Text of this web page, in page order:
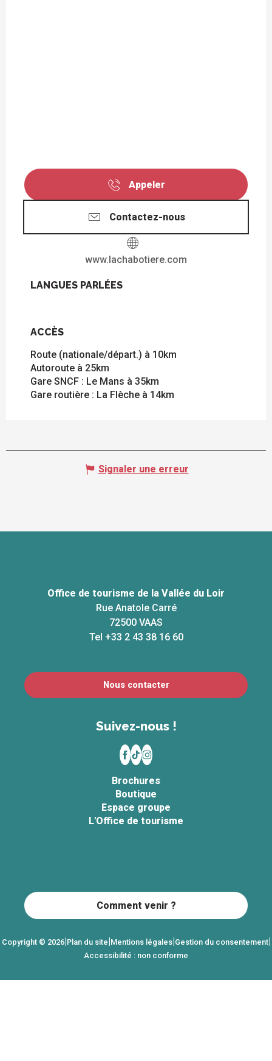
Appeler
Contactez-nous
www.lachabotiere.com
LANGUES PARLÉES
LANGUES PARLÉES
ACCÈS
ACCÈS
Route (nationale/départ.) à 10km
Autoroute à 25km
Gare SNCF : Le Mans à 35km
Gare routière : La Flèche à 14km
Signaler une erreur
Office de tourisme de la Vallée du Loir
Rue Anatole Carré
72500 VAAS
Tel +33 2 43 38 16 60
Nous contacter
Suivez-nous !
Brochures
Boutique
Espace groupe
L'Office de tourisme
Copyright © 2026| Plan du site Mentions légales| Gestion du consentement|
Accessibilité : non conforme
Comment venir ?